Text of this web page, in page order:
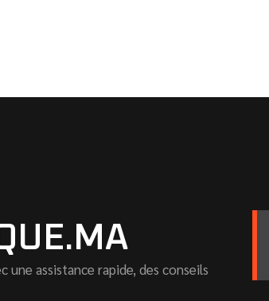
assistance rapide, des conseils